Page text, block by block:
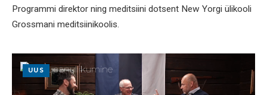
Programmi direktor ning meditsiini dotsent New Yorgi ülikooli
Grossmani meditsiinikoolis.
UUS